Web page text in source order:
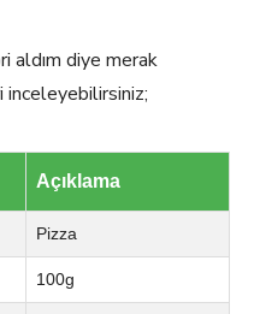
aldım diye merak
inceleyebilirsiniz;
Açıklama
Pizza
100g